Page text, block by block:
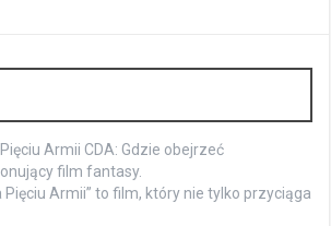
Armii CDA: Gdzie obejrzeć
film fantasy.
Pięciu Armii” to film, który nie tylko przyciąga